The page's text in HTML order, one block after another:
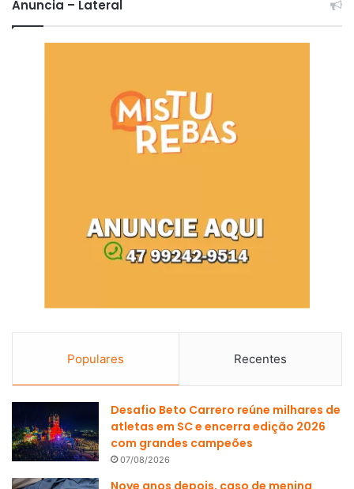
Anuncia – Lateral
Populares Recentes
Desafio Beto Carrero reúne milhares de
atletas em SC e encerra edição 2026
com grandes campeões
07/08/2026